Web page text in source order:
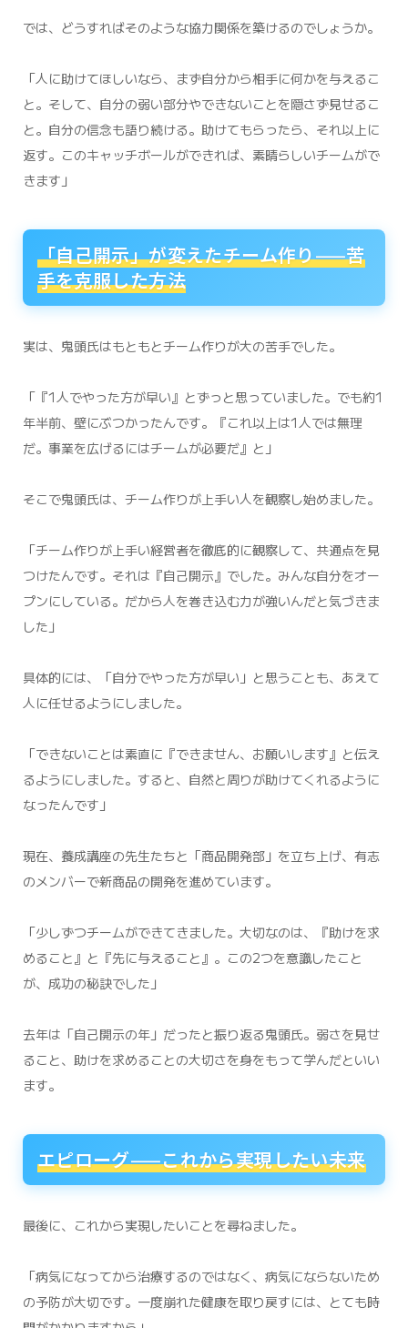
では、どうすればそのような協力関係を築けるのでしょうか。
「人に助けてほしいなら、まず自分から相手に何かを与えるこ
と。そして、自分の弱い部分やできないことを隠さず見せるこ
と。自分の信念も語り続ける。助けてもらったら、それ以上に
返す。このキャッチボールができれば、素晴らしいチームがで
きます」
「自己開示」が変えたチーム作り——苦
手を克服した方法
実は、鬼頭氏はもともとチーム作りが大の苦手でした。
「『1人でやった方が早い』とずっと思っていました。でも約1
年半前、壁にぶつかったんです。『これ以上は1人では無理
だ。事業を広げるにはチームが必要だ』と」
そこで鬼頭氏は、チーム作りが上手い人を観察し始めました。
「チーム作りが上手い経営者を徹底的に観察して、共通点を見
つけたんです。それは『自己開示』でした。みんな自分をオー
プンにしている。だから人を巻き込む力が強いんだと気づきま
した」
具体的には、「自分でやった方が早い」と思うことも、あえて
人に任せるようにしました。
「できないことは素直に『できません、お願いします』と伝え
るようにしました。すると、自然と周りが助けてくれるように
なったんです」
現在、養成講座の先生たちと「商品開発部」を立ち上げ、有志
のメンバーで新商品の開発を進めています。
「少しずつチームができてきました。大切なのは、『助けを求
めること』と『先に与えること』。この2つを意識したこと
が、成功の秘訣でした」
去年は「自己開示の年」だったと振り返る鬼頭氏。弱さを見せ
ること、助けを求めることの大切さを身をもって学んだといい
ます。
エピローグ——これから実現したい未来
最後に、これから実現したいことを尋ねました。
「病気になってから治療するのではなく、病気にならないため
の予防が大切です。一度崩れた健康を取り戻すには、とても時